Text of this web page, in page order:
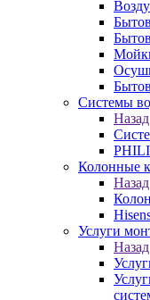
Системы
Назад
Колонные
Назад
Услуги
Назад